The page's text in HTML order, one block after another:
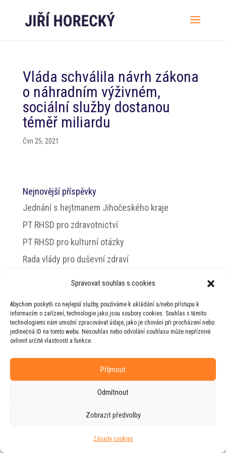
Spravovat souhlas s cookies
Abychom poskytli co nejlepší služby, používáme k ukládání a/nebo přístupu k
informacím o zařízení, technologie jako jsou soubory cookies. Souhlas s těmito
technologiemi nám umožní zpracovávat údaje, jako je chování při procházení nebo
jedinečná ID na tomto webu. Nesouhlas nebo odvolání souhlasu může nepříznivě
ovlivnit určité vlastnosti a funkce.
Příjmout
Odmítnout
Zobrazit předvolby
Zásady cookies
Vláda schválila návrh zákona
o náhradním výživném,
sociální služby dostanou
téměř miliardu
Čvn 25, 2021
Nejnovější příspěvky
Jednání s hejtmanem Jihočeského kraje
PT RHSD pro zdravotnictví
PT RHSD pro kulturní otázky
Rada vlády pro duševní zdraví
© 2026 Jiří Horecký – Osobní stránky Jiřího
Horeckého
Web vytvořila firma